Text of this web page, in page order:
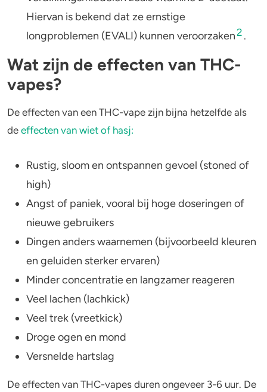
Hiervan is bekend dat ze ernstige
longproblemen (EVALI) kunnen veroorzaken2 .
Wat zijn de effecten van THC-
vapes?
De effecten van een THC-vape zijn bijna hetzelfde als
de effecten van wiet of hasj:
Rustig, sloom en ontspannen gevoel (stoned of
high)
Angst of paniek, vooral bij hoge doseringen of
nieuwe gebruikers
Dingen anders waarnemen (bijvoorbeeld kleuren
en geluiden sterker ervaren)
Minder concentratie en langzamer reageren
Veel lachen (lachkick)
Veel trek (vreetkick)
Droge ogen en mond
Versnelde hartslag
De effecten van THC-vapes duren ongeveer 3-6 uur. De